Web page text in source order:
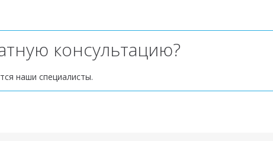
консультацию?
наши специалисты.